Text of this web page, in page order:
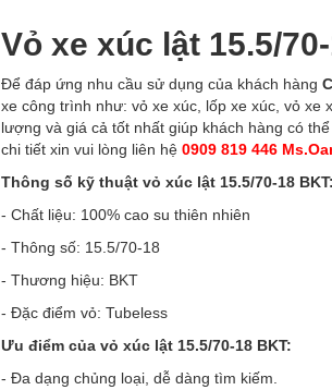
Vỏ xe xúc lật 15.5/
Để đáp ứng nhu cầu sử dụng của khách hàng
xe công trình như: vỏ xe xúc, lốp xe xúc, vỏ xe
lượng và giá cả tốt nhất giúp khách hàng có
chi tiết xin vui lòng liên hệ 0909 819 446
Thông số kỹ thuật vỏ xúc lật 15.5/70-18 BKT:
- Chất liệu: 100% cao su thiên nhiên
- Thông số: 15.5/70-18
- Thương hiệu: BKT
- Đặc điểm vỏ: Tubeless
Ưu điểm của vỏ xúc lật 15.5/70-18 BKT:
- Đa dạng chủng loại, dễ dàng tìm kiếm.